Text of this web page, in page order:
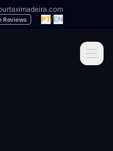
Reviews PT/EN